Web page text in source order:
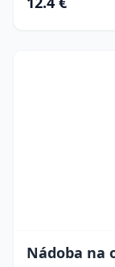
Nádoba na